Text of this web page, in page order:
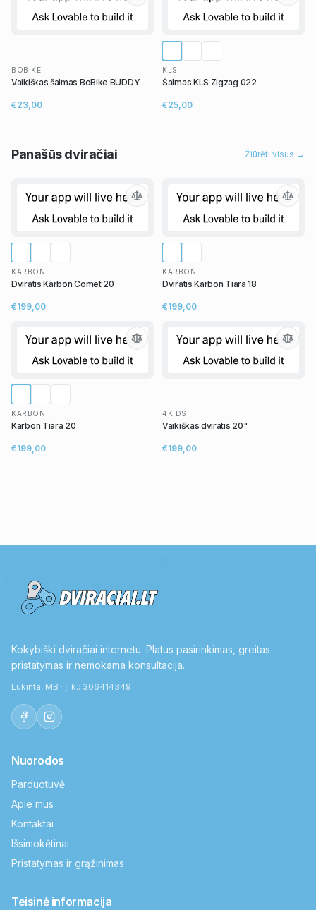
BOBIKE
Vaikiškas šalmas BoBike BUDDY
€23,00
KLS
Šalmas KLS Zigzag 022
€25,00
Panašūsdviračiai Žiūrėti visus →
KARBON
Dviratis Karbon Comet 20
€199,00
KARBON
Dviratis Karbon Tiara 18
€199,00
KARBON
Karbon Tiara 20
€199,00
4KIDS
Vaikiškas dviratis 20"
€199,00
Kokybiški dviračiai internetu. Platus pasirinkimas, greitas
pristatymas ir nemokama konsultacija.
Lukinta, MB · Į. k.: 306414349
Nuorodos
Parduotuvė
Apie mus
Kontaktai
Išsimokėtinai
Pristatymas ir grąžinimas
Teisinė informacija